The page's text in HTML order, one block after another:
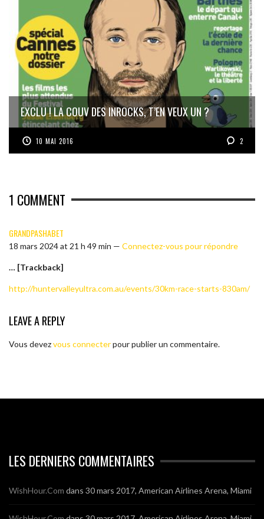
EXCLU ! LA COUV DES INROCKS, T’EN VEUX UN ?
10 MAI 2016 2
1 COMMENT
GRANDPASHABET
18 mars 2024 at 21 h 49 min — Connectez-vous pour répondre
… [Trackback]
http://huntervalleyultra.com.au/events/30km-race-starts-830am/
LEAVE A REPLY
Vous devezvous connecterpour publier un commentaire.
LES DERNIERS COMMENTAIRES
WishHour.Com dans 30 mars 2017, American Airlines Arena, Miami